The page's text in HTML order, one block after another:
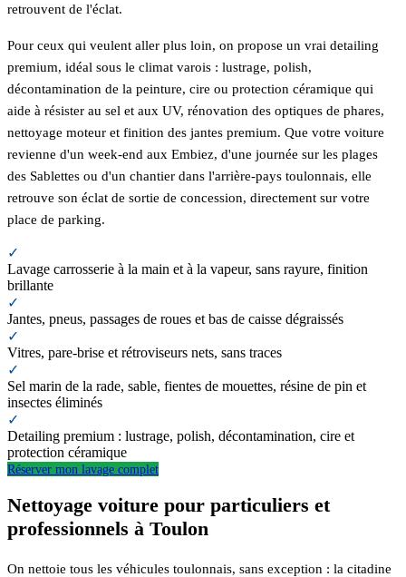
retrouvent de l'éclat.
Pour ceux qui veulent aller plus loin, on propose un vrai detailing
premium, idéal sous le climat varois : lustrage, polish,
décontamination de la peinture, cire ou protection céramique qui
aide à résister au sel et aux UV, rénovation des optiques de phares,
nettoyage moteur et finition des jantes premium. Que votre voiture
revienne d'un week-end aux Embiez, d'une journée sur les plages
des Sablettes ou d'un chantier dans l'arrière-pays toulonnais, elle
retrouve son éclat de sortie de concession, directement sur votre
place de parking.
✓
Lavage carrosserie à la main et à la vapeur, sans rayure, finition
brillante
✓
Jantes, pneus, passages de roues et bas de caisse dégraissés
✓
Vitres, pare-brise et rétroviseurs nets, sans traces
✓
Sel marin de la rade, sable, fientes de mouettes, résine de pin et
insectes éliminés
✓
Detailing premium : lustrage, polish, décontamination, cire et
protection céramique
Réserver mon lavage complet
Nettoyage voiture pour particuliers et
professionnels à Toulon
On nettoie tous les véhicules toulonnais, sans exception : la citadine